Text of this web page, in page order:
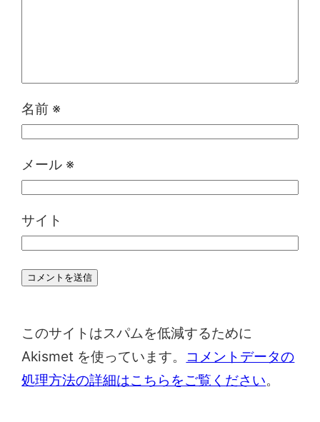
名前 ※
メール ※
サイト
このサイトはスパムを低減するために
Akismet を使っています。
コメントデータの
処理方法の詳細はこちらをご覧ください。